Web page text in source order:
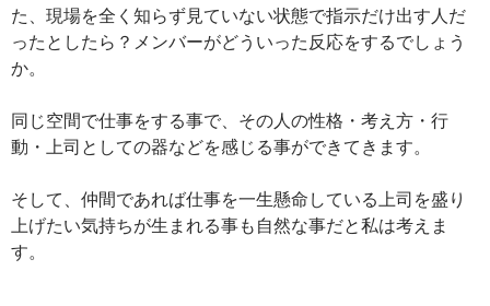
た、現場を全く知らず見ていない状態で指示だけ出す人だ
ったとしたら？メンバーがどういった反応をするでしょう
か。
同じ空間で仕事をする事で、その人の性格・考え方・行
動・上司としての器などを感じる事ができてきます。
そして、仲間であれば仕事を一生懸命している上司を盛り
上げたい気持ちが生まれる事も自然な事だと私は考えま
す。